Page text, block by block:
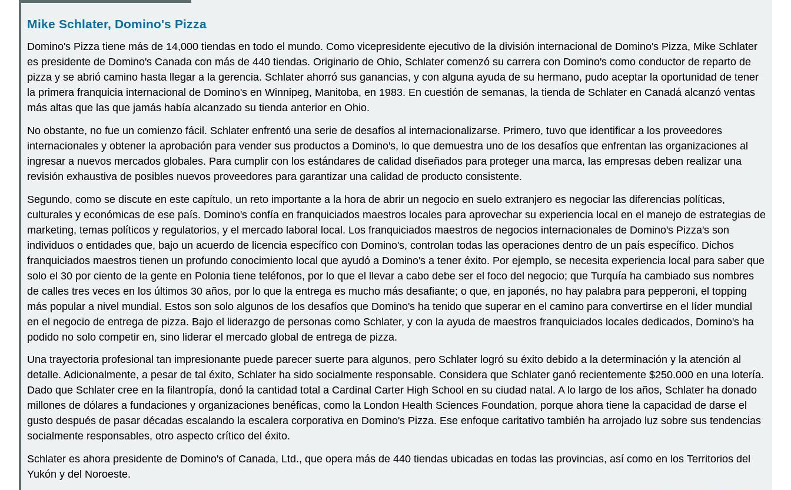
Mike Schlater, Domino's Pizza
Domino's Pizza tiene más de 14,000 tiendas en todo el mundo. Como vicepresidente ejecutivo de la división internacional de Domino's Pizza, Mike Schlater
es presidente de Domino's Canada con más de 440 tiendas. Originario de Ohio, Schlater comenzó su carrera con Domino's como conductor de reparto de
pizza y se abrió camino hasta llegar a la gerencia. Schlater ahorró sus ganancias, y con alguna ayuda de su hermano, pudo aceptar la oportunidad de tener
la primera franquicia internacional de Domino's en Winnipeg, Manitoba, en 1983. En cuestión de semanas, la tienda de Schlater en Canadá alcanzó ventas
más altas que las que jamás había alcanzado su tienda anterior en Ohio.
No obstante, no fue un comienzo fácil. Schlater enfrentó una serie de desafíos al internacionalizarse. Primero, tuvo que identificar a los proveedores
internacionales y obtener la aprobación para vender sus productos a Domino's, lo que demuestra uno de los desafíos que enfrentan las organizaciones al
ingresar a nuevos mercados globales. Para cumplir con los estándares de calidad diseñados para proteger una marca, las empresas deben realizar una
revisión exhaustiva de posibles nuevos proveedores para garantizar una calidad de producto consistente.
Segundo, como se discute en este capítulo, un reto importante a la hora de abrir un negocio en suelo extranjero es negociar las diferencias políticas,
culturales y económicas de ese país. Domino's confía en franquiciados maestros locales para aprovechar su experiencia local en el manejo de estrategias de
marketing, temas políticos y regulatorios, y el mercado laboral local. Los franquiciados maestros de negocios internacionales de Domino's Pizza's son
individuos o entidades que, bajo un acuerdo de licencia específico con Domino's, controlan todas las operaciones dentro de un país específico. Dichos
franquiciados maestros tienen un profundo conocimiento local que ayudó a Domino's a tener éxito. Por ejemplo, se necesita experiencia local para saber que
solo el 30 por ciento de la gente en Polonia tiene teléfonos, por lo que el llevar a cabo debe ser el foco del negocio; que Turquía ha cambiado sus nombres
de calles tres veces en los últimos 30 años, por lo que la entrega es mucho más desafiante; o que, en japonés, no hay palabra para pepperoni, el topping
más popular a nivel mundial. Estos son solo algunos de los desafíos que Domino's ha tenido que superar en el camino para convertirse en el líder mundial
en el negocio de entrega de pizza. Bajo el liderazgo de personas como Schlater, y con la ayuda de maestros franquiciados locales dedicados, Domino's ha
podido no solo competir en, sino liderar el mercado global de entrega de pizza.
Una trayectoria profesional tan impresionante puede parecer suerte para algunos, pero Schlater logró su éxito debido a la determinación y la atención al
detalle. Adicionalmente, a pesar de tal éxito, Schlater ha sido socialmente responsable. Considera que Schlater ganó recientemente $250.000 en una lotería.
Dado que Schlater cree en la filantropía, donó la cantidad total a Cardinal Carter High School en su ciudad natal. A lo largo de los años, Schlater ha donado
millones de dólares a fundaciones y organizaciones benéficas, como la London Health Sciences Foundation, porque ahora tiene la capacidad de darse el
gusto después de pasar décadas escalando la escalera corporativa en Domino's Pizza. Ese enfoque caritativo también ha arrojado luz sobre sus tendencias
socialmente responsables, otro aspecto crítico del éxito.
Schlater es ahora presidente de Domino's of Canada, Ltd., que opera más de 440 tiendas ubicadas en todas las provincias, así como en los Territorios del
Yukón y del Noroeste.